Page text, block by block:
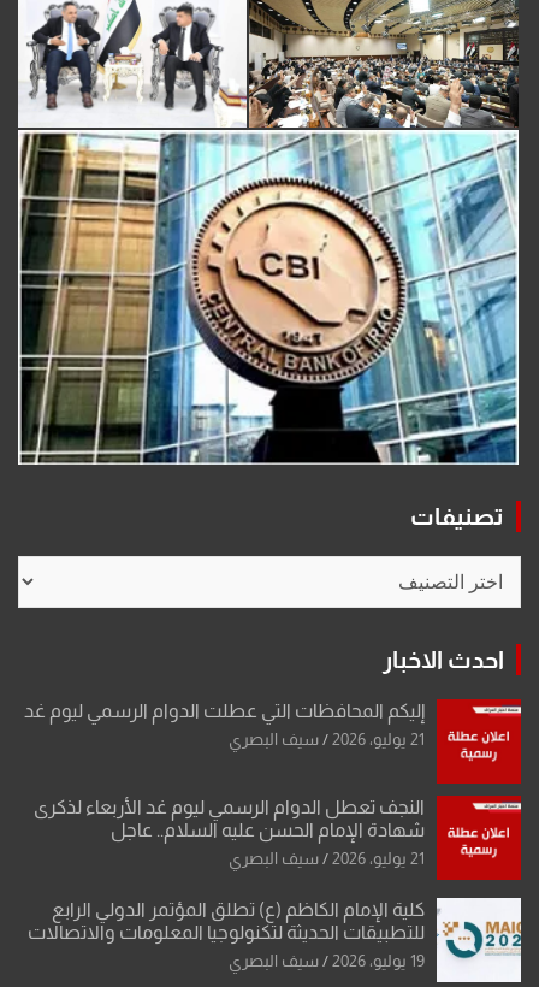
تصنيفات
احدث الاخبار
إليكم المحافظات التي عطلت الدوام الرسمي ليوم غد
21 يوليو، 2026 سيف البصري
النجف تعطل الدوام الرسمي ليوم غد الأربعاء لذكرى
شهادة الإمام الحسن عليه السلام.. عاجل
21 يوليو، 2026 سيف البصري
كلية الإمام الكاظم (ع) تطلق المؤتمر الدولي الرابع
للتطبيقات الحديثة لتكنولوجيا المعلومات والاتصالات
19 يوليو، 2026 سيف البصري